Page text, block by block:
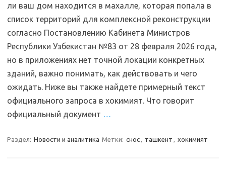
ли ваш дом находится в махалле, которая попала в
список территорий для комплексной реконструкции
согласно Постановлению Кабинета Министров
Республики Узбекистан №83 от 28 февраля 2026 года,
но в приложениях нет точной локации конкретных
зданий, важно понимать, как действовать и чего
ожидать. Ниже вы также найдете примерный текст
официального запроса в хокимият. Что говорит
официальный документ …
Раздел: Новости и аналитика Метки: снос, ташкент , хокимият